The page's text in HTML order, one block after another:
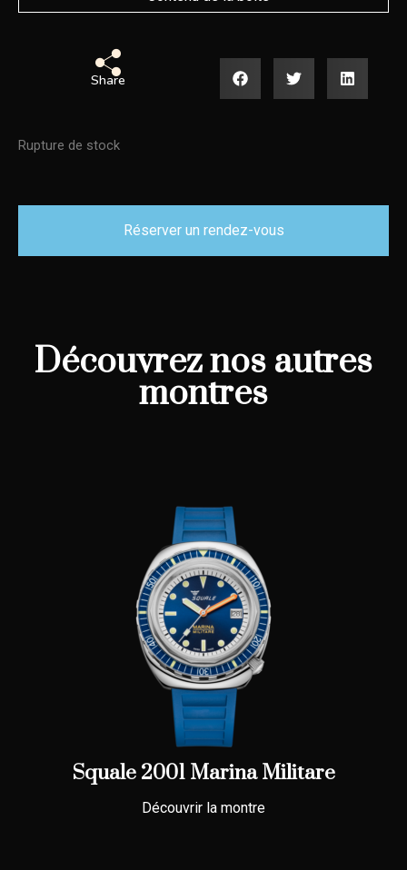
Share
Rupture de stock
Réserver un rendez-vous
Découvrez nos autres
montres
Squale 2001 Marina Militare
Découvrir la montre